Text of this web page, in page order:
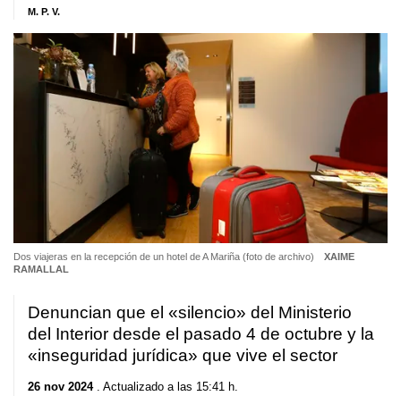
M. P. V.
Dos viajeras en la recepción de un hotel de A Mariña (foto de archivo)
XAIME
RAMALLAL
Denuncian que el «silencio» del Ministerio
del Interior desde el pasado 4 de octubre y la
«inseguridad jurídica» que vive el sector
26 nov 2024. Actualizado a las 15:41 h.